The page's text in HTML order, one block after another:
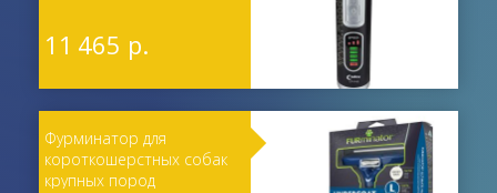
11 465 р.
Фурминатор для
короткошерстных собак
крупных пород